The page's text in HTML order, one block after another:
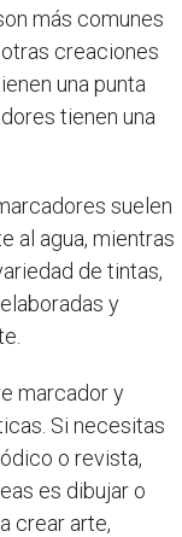
más comunes
creaciones
una punta
tienen una
suelen
al agua, mientras
de tintas,
y
marcador y
Si necesitas
o revista,
es dibujar o
crear arte,